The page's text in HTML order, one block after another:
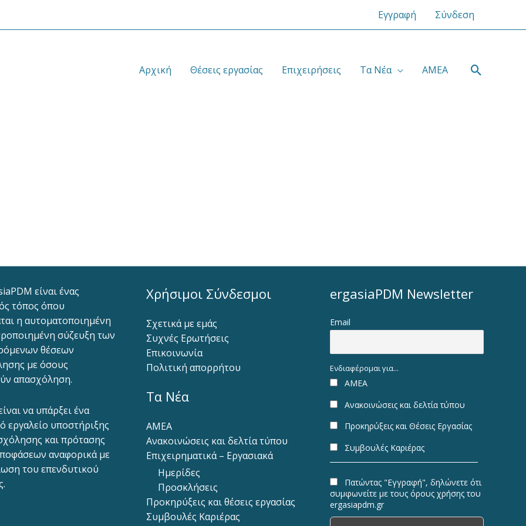
Εγγραφή Σύνδεση
Αρχική Θέσεις εργασίας Επιχειρήσεις Τα Νέα ΑΜΕΑ
είναι ένας
τόπος όπου
η αυτοματοποιημένη
σύζευξη των
θέσεων
με όσους
απασχόληση.
να υπάρξει ένα
εργαλείο υποστήριξης
και πρότασης
αναφορικά με
του επενδυτικού
Χρήσιμοι Σύνδεσμοι
Σχετικά με εμάς
Συχνές Ερωτήσεις
Επικοινωνία
Πολιτική απορρήτου
Τα Νέα
ΑΜΕΑ
Ανακοινώσεις και δελτία τύπου
Επιχειρηματικά – Εργασιακά
Ημερίδες
Προσκλήσεις
Προκηρύξεις και θέσεις εργασίας
Συμβουλές Καριέρας
ergasiaPDM Newsletter
Email
Ενδιαφέρομαι για...
ΑΜΕΑ
Ανακοινώσεις και δελτία τύπου
Προκηρύξεις και Θέσεις Εργασίας
Συμβουλές Καριέρας
Πατώντας "Εγγραφή", δηλώνετε ότι
συμφωνείτε με τους όρους χρήσης του
ergasiapdm.gr